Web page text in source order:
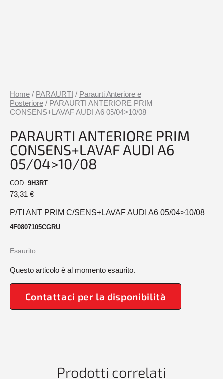
Home / PARAURTI / Paraurti Anteriore e
Posteriore / PARAURTI ANTERIORE PRIM
CONSENS+LAVAF AUDI A6 05/04>10/08
PARAURTI ANTERIORE PRIM
CONSENS+LAVAF AUDI A6
05/04>10/08
COD: 9H3RT
73,31 €
P/TI ANT PRIM C/SENS+LAVAF AUDI A6 05/04>10/08
4F0807105CGRU
Esaurito
Questo articolo è al momento esaurito.
Contattaci per la disponibilità
Prodotti correlati